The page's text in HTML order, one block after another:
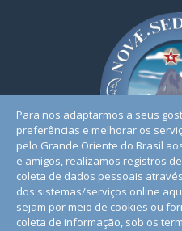
Para nos adaptarmos a seus
preferências e melhorar os
pelo Grande Oriente do Brasil
e amigos, realizamos registros
coleta de dados pessoais
dos sistemas/serviços online
sejam por meio de cookies ou
coleta de informação, sob os